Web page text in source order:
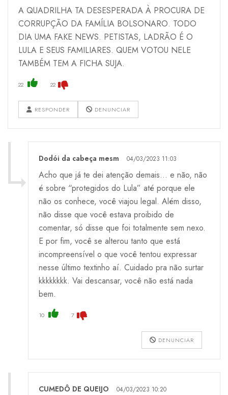
A QUADRILHA TA DESESPERADA À PROCURA DE
CORRUPÇÃO DA FAMÍLIA BOLSONARO. TODO
DIA UMA FAKE NEWS. PETISTAS, LADRÃO É O
LULA E SEUS FAMILIARES. QUEM VOTOU NELE
TAMBÉM TEM A FICHA SUJA.
22 22
RESPONDER DENUNCIAR
Dodói da cabeça mesm 04/03/2023 11:03
Acho que já te dei atenção demais… e não, não
é sobre “protegidos do Lula” até porque ele
não os conhece, você viajou legal. Além disso,
não disse que você estava proibido de
comentar, só disse que foi totalmente sem nexo.
E por fim, você se alterou tanto que está
incompreensível o que você tentou expressar
nesse último textinho aí. Cuidado pra não surtar
kkkkkkkk. Vai descansar, você não está nada
bem.
10 7
DENUNCIAR
CUMEDÔ DE QUEIJO 04/03/2023 10:20